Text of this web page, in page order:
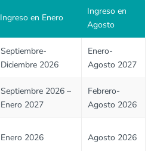
Ingreso en Enero
Ingreso en
Agosto
Septiembre-
Diciembre 2026
Enero-
Agosto 2027
Septiembre 2026 –
Enero 2027
Febrero-
Agosto 2026
Enero 2026 Agosto 2026